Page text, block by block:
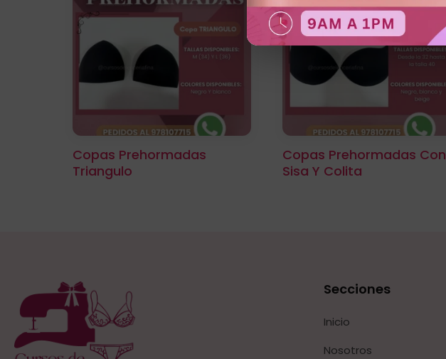
Copas Prehormadas
Triangulo
Copas Prehormadas Con
Sisa Y Colita
Secciones
Inicio
Nosotros